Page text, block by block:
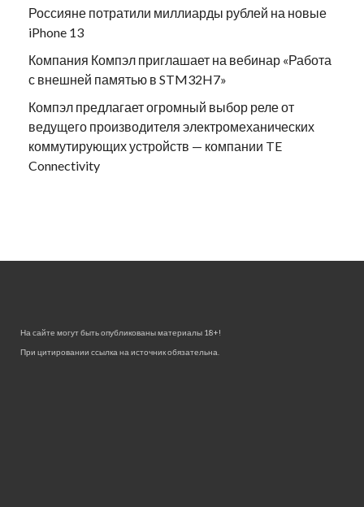
Россияне потратили миллиарды рублей на новые
iPhone 13
Компания Компэл приглашает на вебинар «Работа
с внешней памятью в STM32H7»
Компэл предлагает огромный выбор реле от
ведущего производителя электромеханических
коммутирующих устройств — компании TE
Connectivity
На сайте могут быть опубликованы материалы 18+!
При цитировании ссылка на источник обязательна.